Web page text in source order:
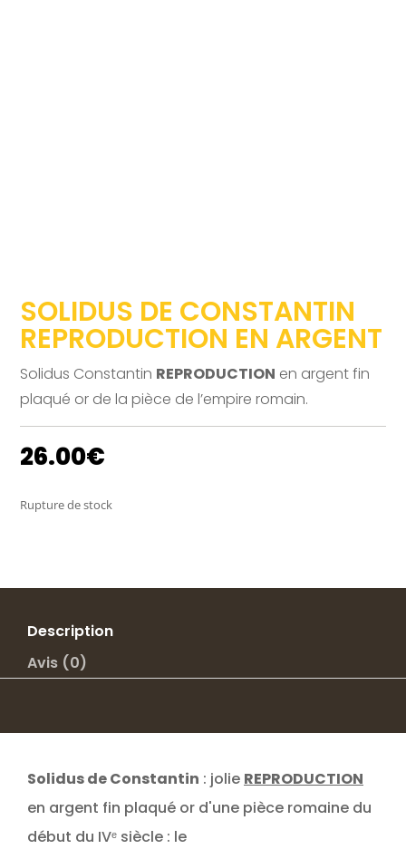
SOLIDUS DE CONSTANTIN
REPRODUCTION EN ARGENT
Solidus Constantin REPRODUCTION en argent fin
plaqué or de la pièce de l’empire romain.
26.00€
Rupture de stock
Description
Avis (0)
Solidus de Constantin : jolie REPRODUCTION
en argent fin plaqué or d'une pièce romaine du
début du IVᵉ siècle : le